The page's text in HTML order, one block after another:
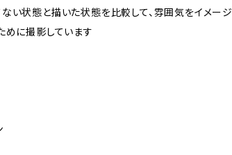
い状態と描いた状態を比較して、雰囲気をイメージ
めに撮影しています